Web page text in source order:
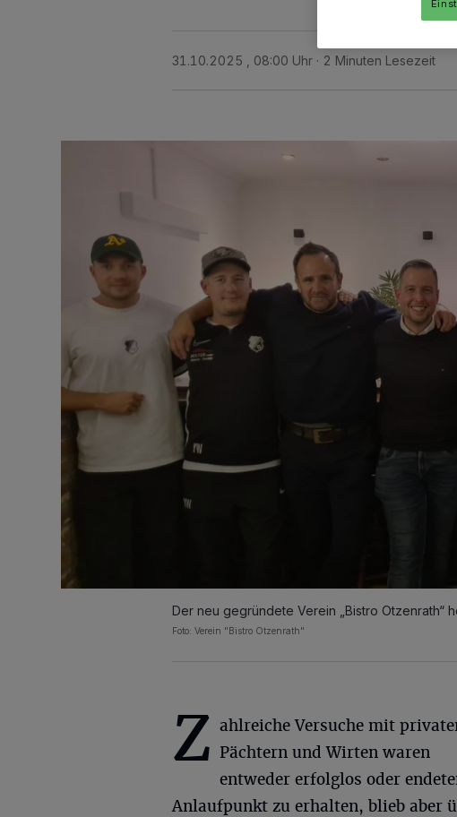
31.10.2025 , 08:00 Uhr 2 Minuten Lesezeit
Der neu gegründete Verein „Bistro Otzenrath“
Foto: Verein "Bistro Otzenrath"
Z ahlreiche Versuche mit
Pächtern und Wirten waren
entweder erfolglos oder
Anlaufpunkt zu erhalten, blieb aber